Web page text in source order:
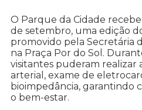
O Parque da Cidade
de setembro, uma edição
promovido pela Secretária
na Praça Por do Sol.
visitantes puderam realizar
arterial, exame de
bioimpedância, garantindo
o bem-estar.